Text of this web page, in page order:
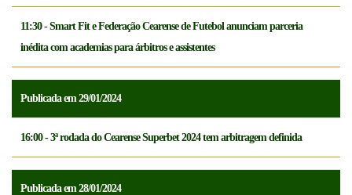
11:30 - Smart Fit e Federação Cearense de Futebol anunciam parceria
inédita com academias para árbitros e assistentes
Publicada em 29/01/2024
16:00 - 3ª rodada do Cearense Superbet 2024 tem arbitragem definida
Publicada em 28/01/2024